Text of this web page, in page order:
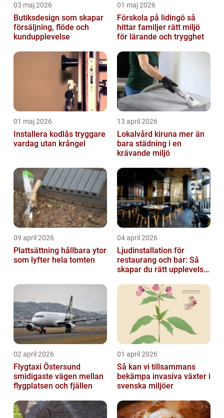
03 maj 2026
Butiksdesign som skapar
försäljning, flöde och
kundupplevelse
01 maj 2026
Förskola på lidingö så
hittar familjer rätt miljö
för lärande och trygghet
01 maj 2026
Installera kodlås tryggare
vardag utan krångel
13 april 2026
Lokalvård kiruna mer än
bara städning i en
krävande miljö
09 april 2026
Plattsättning hållbara ytor
som lyfter hela tomten
04 april 2026
Ljudinstallation för
restaurang och bar: Så
skapar du rätt upplevelse
02 april 2026
Flygtaxi Östersund
smidigaste vägen mellan
flygplatsen och fjällen
01 april 2026
Så kan vi tillsammans
bekämpa invasiva växter i
svenska miljöer